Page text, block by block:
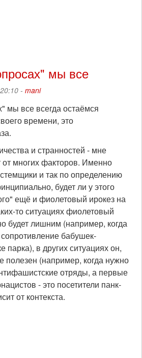
мы все
- mani
мы все всегда остаёмся
времени, это
и странностей - мне
от многих факторов. Именно
и так по определению
будет ли у этого
ещё и фиолетовый ирокез на
то ситуациях фиолетовый
будет лишним (например, когда
бабушек-
парка), в других ситуациях он,
полезен (например, когда нужно
отряды, а первые
- это посетители панк-
от контекста.